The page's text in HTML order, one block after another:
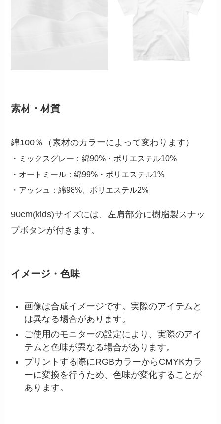
素材・材質
綿100％（素材のカラーによって変わります）
・ミックスグレー：綿90%・ポリエステル10%
・オートミール：綿99%・ポリエステル1%
・アッシュ：綿98%、ポリエステル2%
90cm(kids)サイズには、左肩部分に樹脂製スナッ
プボタンが付きます。
イメージ・色味
画像は合成イメージです。実際のアイテムと
は異なる場合があります。
ご使用のモニターの設定により、実際のアイ
テムと色味が異なる場合があります。
プリントする際にRGBカラーからCMYKカラ
ーに変換を行うため、色味が変化することが
あります。